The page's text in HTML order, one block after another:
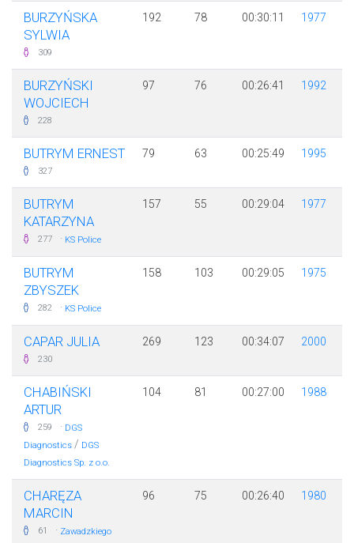
BURZYŃSKA
SYLWIA
309
192 78 00:30:11 1977
BURZYŃSKI
WOJCIECH
228
97 76 00:26:41 1992
BUTRYM ERNEST
327
79 63 00:25:49 1995
BUTRYM
KATARZYNA
277 · KS Police
157 55 00:29:04 1977
BUTRYM
ZBYSZEK
282 · KS Police
158 103 00:29:05 1975
CAPAR JULIA
230
269 123 00:34:07 2000
CHABIŃSKI
ARTUR
259 · DGS
Diagnostics / DGS
Diagnostics Sp. z o.o.
104 81 00:27:00 1988
CHARĘZA
MARCIN
61 · Zawadzkiego
96 75 00:26:40 1980